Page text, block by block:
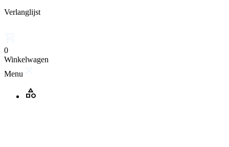
Verlanglijst
0
Winkelwagen
Menu